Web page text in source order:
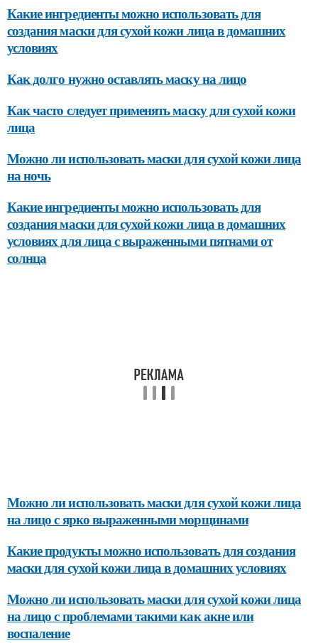
Какие ингредиенты можно использовать для
создания маски для сухой кожи лица в домашних
условиях
Как долго нужно оставлять маску на лицо
Как часто следует применять маску для сухой кожи
лица
Можно ли использовать маски для сухой кожи лица
на ночь
Какие ингредиенты можно использовать для
создания маски для сухой кожи лица в домашних
условиях для лица с выраженными пятнами от
солнца
Можно ли использовать маски для сухой кожи лица
на лицо с ярко выраженными морщинами
Какие продукты можно использовать для создания
маски для сухой кожи лица в домашних условиях
Можно ли использовать маски для сухой кожи лица
на лицо с проблемами такими как акне или
воспаление